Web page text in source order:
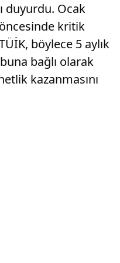
duyurdu. Ocak
kritik
böylece 5 aylık
bağlı olarak
kazanmasını